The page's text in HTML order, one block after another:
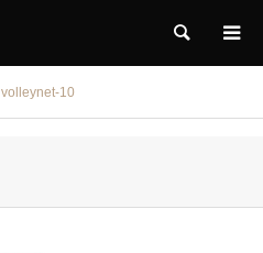
検索
volleynet-10